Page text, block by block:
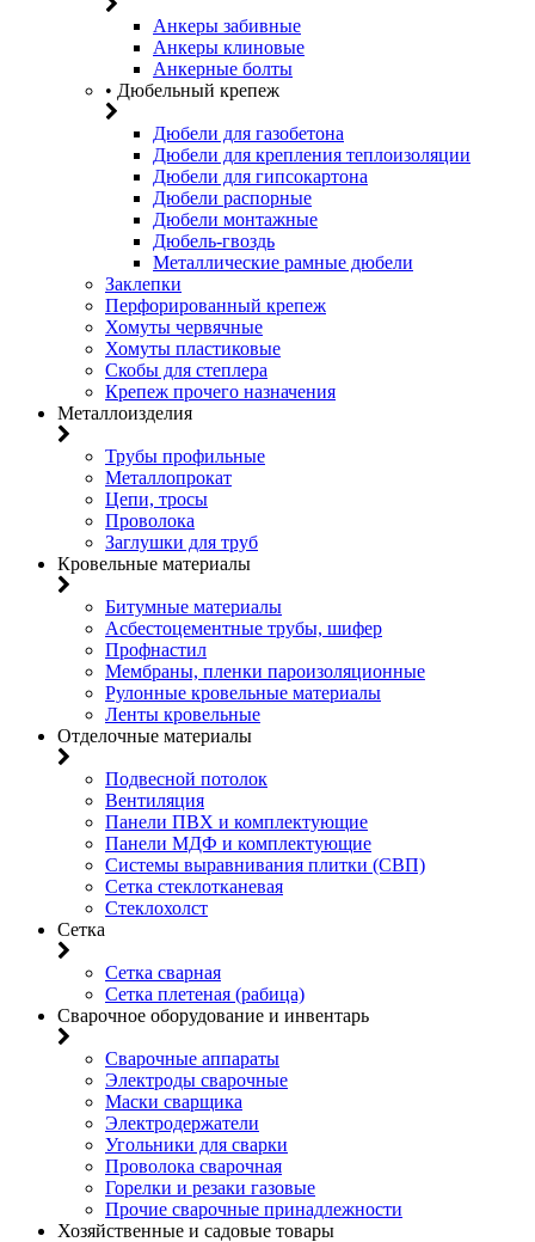
Анкеры забивные
Анкеры клиновые
Анкерные болты
• Дюбельный крепеж
Дюбели для газобетона
Дюбели для крепления теплоизоляции
Дюбели для гипсокартона
Дюбели распорные
Дюбели монтажные
Дюбель-гвоздь
Металлические рамные дюбели
Заклепки
Перфорированный крепеж
Хомуты червячные
Хомуты пластиковые
Скобы для степлера
Крепеж прочего назначения
Металлоизделия
Трубы профильные
Металлопрокат
Цепи, тросы
Проволока
Заглушки для труб
Кровельные материалы
Битумные материалы
Асбестоцементные трубы, шифер
Профнастил
Мембраны, пленки пароизоляционные
Рулонные кровельные материалы
Ленты кровельные
Отделочные материалы
Подвесной потолок
Вентиляция
Панели ПВХ и комплектующие
Панели МДФ и комплектующие
Системы выравнивания плитки (СВП)
Сетка стеклотканевая
Стеклохолст
Сетка
Сетка сварная
Сетка плетеная (рабица)
Сварочное оборудование и инвентарь
Сварочные аппараты
Электроды сварочные
Маски сварщика
Электродержатели
Угольники для сварки
Проволока сварочная
Горелки и резаки газовые
Прочие сварочные принадлежности
Хозяйственные и садовые товары